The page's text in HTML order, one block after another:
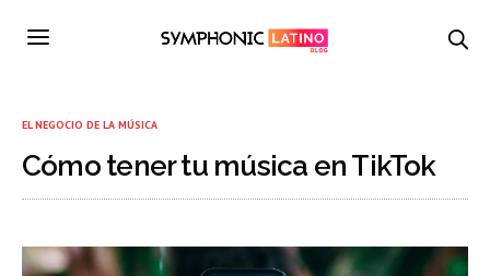
EL NEGOCIO DE LA MÚSICA
Cómo tener tu música en TikTok